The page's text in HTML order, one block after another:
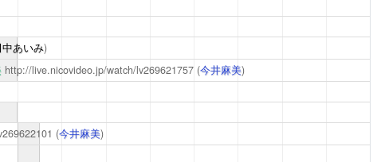
中あいみ)
http://live.nicovideo.jp/watch/lv269621757 (今井麻美)
(今井麻美)